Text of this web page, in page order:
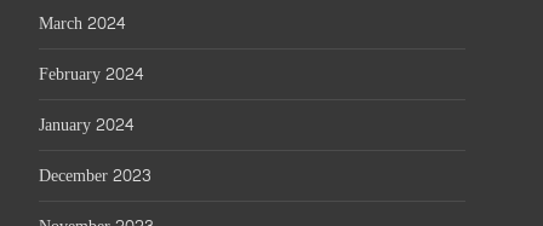
March 2024
February 2024
January 2024
December 2023